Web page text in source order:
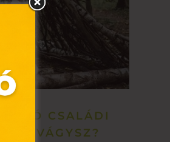
CSALÁDI
VÁGYSZ?